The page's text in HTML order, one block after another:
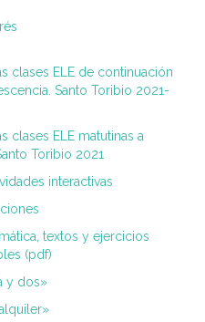
clases ELE de continuación
Santo Toribio 2021-
clases ELE matutinas a
Toribio 2021
interactivas
textos y ejercicios
(pdf)
y dos»